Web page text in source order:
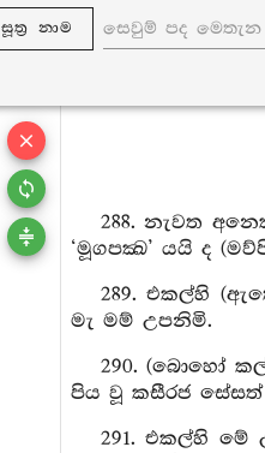
සූත්‍ර නාම
288. නැවත
‘මූගපක්‍ඛ’ යයි ද
289. එකල්හි
මැ මම් උපනිමි.
290. (බොහෝ
පිය වූ කසීරජ
291. එකල්හි